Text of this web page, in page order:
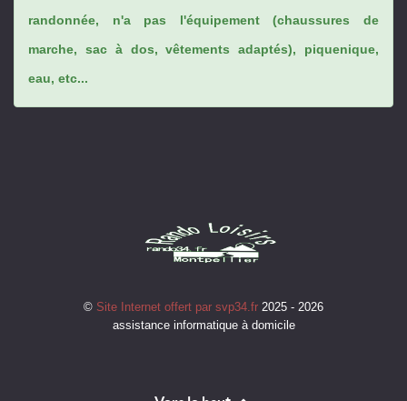
randonnée, n'a pas l'équipement (chaussures de
marche, sac à dos, vêtements adaptés), piquenique,
eau, etc...
© Site Internet offert par svp34.fr 2025 - 2026
assistance informatique à domicile